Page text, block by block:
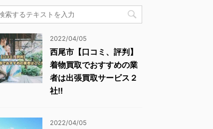
2022/04/05
西尾市【口コミ、評判】
着物買取でおすすめの業
者は出張買取サービス２
社!!
2022/04/05